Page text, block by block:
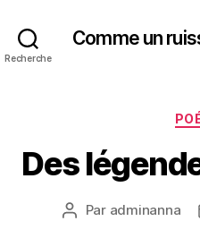
Recherche
Comme un
Des
Auteur
Par adminanna